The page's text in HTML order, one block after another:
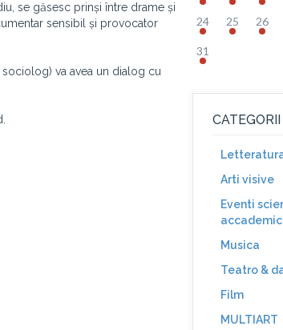
se găsesc prinși între drame și
sensibil și provocator
va avea un dialog cu
24 25 26
31
CATEGORII
Arti visive
Eventi
Musica
Teatro &
Film
MULTIART